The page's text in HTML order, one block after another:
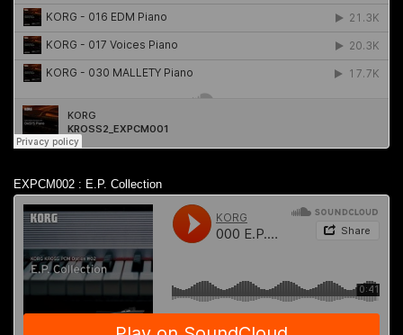
EXPCM002 : E.P. Collection